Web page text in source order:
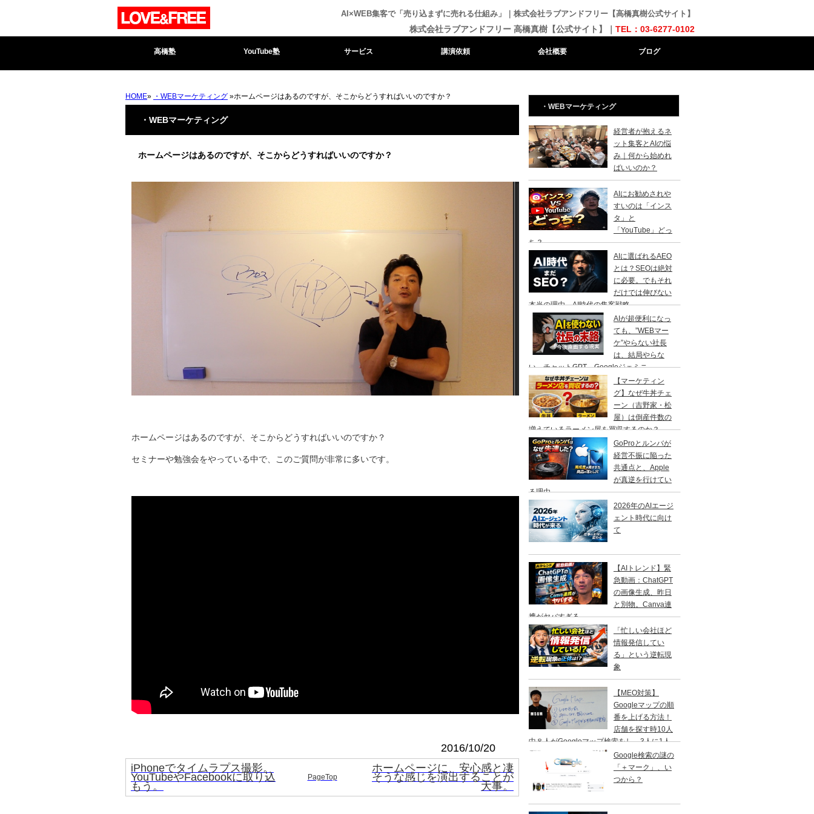
AI×WEB集客で「売り込まずに売れる仕組み」｜株式会社ラブアンドフリー【高橋真樹公式サイト】
株式会社ラブアンドフリー 高橋真樹【公式サイト】｜ TEL：03-6277-0102
高橋塾 YouTube塾 サービス 講演依頼 会社概要 ブログ
HOME» ・WEBマーケティング »ホームページはあるのですが、そこからどうすればいいのですか？
・WEBマーケティング
ホームページはあるのですが、そこからどうすればいいのですか？
ホームページはあるのですが、そこからどうすればいいのですか？
セミナーや勉強会をやっている中で、このご質問が非常に多いです。
2016/10/20
iPhoneでタイムラプス撮影。
YouTubeやFacebookに取り込
もう。
PageTop
ホームページに、安心感と凄
そうな感じを演出することが
大事。
・WEBマーケティング
経営者が抱えるネ
ット集客とAIの悩
み｜何から始めれ
ばいいのか？
AIにお勧めされや
すいのは「インス
タ」と
「YouTube」どっ
ち？
AIに選ばれるAEO
とは？SEOは絶対
に必要。でもそれ
だけでは伸びない
本当の理由、AI時代の集客戦略
AIが超便利になっ
ても、”WEBマー
ケ”やらない社長
は、結局やらな
い。チャットGPT、Googleジェミニ
【マーケティン
グ】なぜ牛丼チェ
ーン（吉野家・松
屋）は倒産件数の
増えているラーメン屋を買収するのか？
GoProとルンバが
経営不振に陥った
共通点と、Apple
が真逆を行けてい
る理由
2026年のAIエージ
ェント時代に向け
て
【AIトレンド】緊
急動画：ChatGPT
の画像生成、昨日
と別物。Canva連
携がヤバすぎる
「忙しい会社ほど
情報発信してい
る」という逆転現
象
【MEO対策】
Googleマップの順
番を上げる方法！
店舗を探す時10人
中８人がGoogleマップ検索をし、3人に1人
は１日以内に来店する事を知ってますか？
Google検索の謎の
「＋マーク」、い
つから？